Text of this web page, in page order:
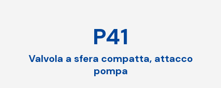
P41
Valvola a sfera compatta, attacco
pompa